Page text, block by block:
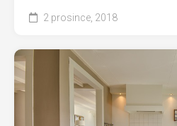
2 prosince, 2018